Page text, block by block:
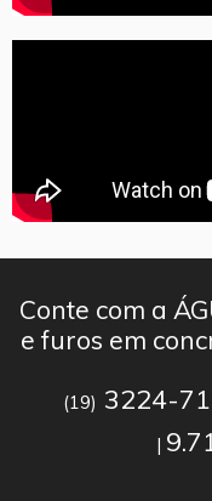
Conte com a
e furos em
(19) 3224-
|